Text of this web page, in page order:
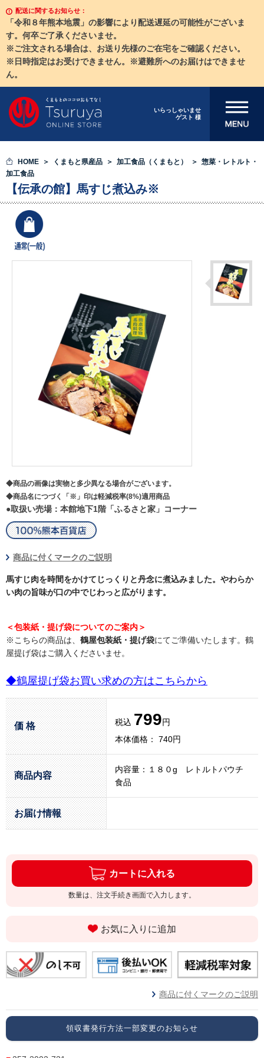
配送に関するお知らせ：
「令和８年熊本地震」の影響により配送遅延の可能性がございま
す。何卒ご了承くださいませ。
※ご注文される場合は、お送り先様のご在宅をご確認ください。
※日時指定はお受けできません。※避難所へのお届けはできませ
ん。
いらっしゃいませ
ゲスト 様
メニューを開
HOME くまもと県産品 加工食品（くまもと）
惣菜・レトルト・
加工食品
【伝承の館】馬すじ煮込み※
◆商品の画像は実物と多少異なる場合がございます。
◆商品名につづく「※」印は軽減税率(8%)適用商品
●取扱い売場：本館地下1階「ふるさと家」コーナー
商品に付くマークのご説明
馬すじ肉を時間をかけてじっくりと丹念に煮込みました。やわらか
い肉の旨味が口の中でじわっと広がります。
＜包装紙・提げ袋についてのご案内＞
※こちらの商品は、 鶴屋包装紙・提げ袋にてご準備いたします。鶴
屋提げ袋はご購入くださいませ。
◆鶴屋提げ袋お買い求めの方はこちらから
価 格 税込 799円
本体価格： 740円
商品内容
内容量：１８０g レトルトパウチ
食品
お届け情報
カートに入れる
数量は、注文手続き画面で入力します。
お気に入りに追加
商品に付くマークのご説明
領収書発行方法一部変更のお知らせ